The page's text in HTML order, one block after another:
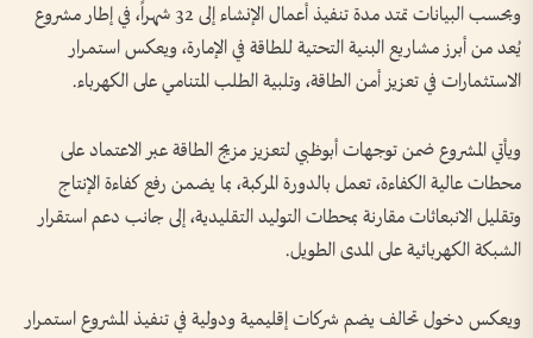
وبحسب البيانات تمتد مدة تنفيذ أعمال الإنشاء إلى 32 شهراً، في إطار مشروع
يُعد من أبرز مشاريع البنية التحتية للطاقة في الإمارة، ويعكس استمرار
الاستثمارات في تعزيز أمن الطاقة، وتلبية الطلب المتنامي على الكهرباء.
ويأتي المشروع ضمن توجهات أبوظبي لتعزيز مزيج الطاقة عبر الاعتماد على
محطات عالية الكفاءة، تعمل بالدورة المركبة، بما يضمن رفع كفاءة الإنتاج
وتقليل الانبعاثات مقارنة بمحطات التوليد التقليدية، إلى جانب دعم استقرار
الشبكة الكهربائية على المدى الطويل.
ويعكس دخول تحالف يضم شركات إقليمية ودولية في تنفيذ المشروع استمرار